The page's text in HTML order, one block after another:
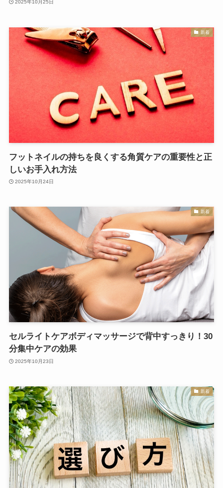
2025年10月25日
新着
フットネイルの持ちを良くする角質ケアの重要性と正
しいお手入れ方法
2025年10月24日
新着
セルライトケアボディマッサージで背中すっきり！30
分集中ケアの効果
2025年10月23日
新着